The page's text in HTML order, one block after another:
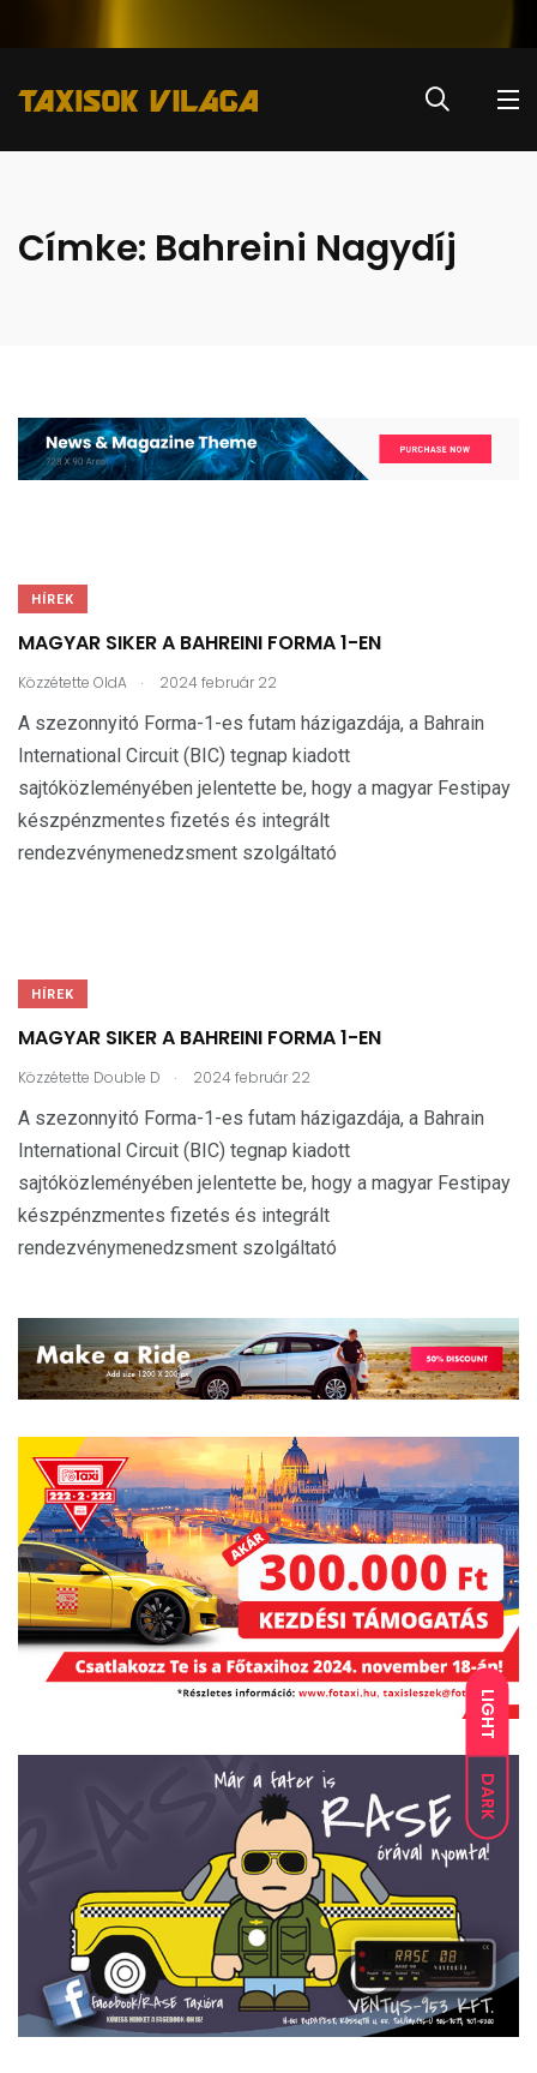
LIGHT
DARK
Címke: Bahreini Nagydíj
HÍREK
MAGYAR SIKER A BAHREINI FORMA 1-EN
Közzétette OldA . 2024 február 22
A szezonnyitó Forma-1-es futam házigazdája, a Bahrain
International Circuit (BIC) tegnap kiadott
sajtóközleményében jelentette be, hogy a magyar Festipay
készpénzmentes fizetés és integrált
rendezvénymenedzsment szolgáltató
HÍREK
MAGYAR SIKER A BAHREINI FORMA 1-EN
Közzétette Double D . 2024 február 22
A szezonnyitó Forma-1-es futam házigazdája, a Bahrain
International Circuit (BIC) tegnap kiadott
sajtóközleményében jelentette be, hogy a magyar Festipay
készpénzmentes fizetés és integrált
rendezvénymenedzsment szolgáltató